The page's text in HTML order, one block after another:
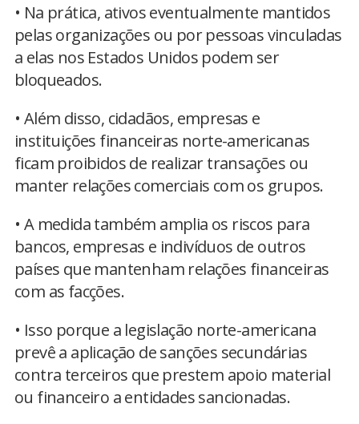
• Na prática, ativos eventualmente mantidos
pelas organizações ou por pessoas vinculadas
a elas nos Estados Unidos podem ser
bloqueados.
• Além disso, cidadãos, empresas e
instituições financeiras norte-americanas
ficam proibidos de realizar transações ou
manter relações comerciais com os grupos.
• A medida também amplia os riscos para
bancos, empresas e indivíduos de outros
países que mantenham relações financeiras
com as facções.
• Isso porque a legislação norte-americana
prevê a aplicação de sanções secundárias
contra terceiros que prestem apoio material
ou financeiro a entidades sancionadas.